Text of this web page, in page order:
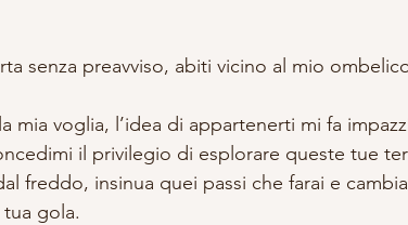
5.
senza preavviso, abiti vicino al mio
mia voglia, l’idea di appartenerti mi fa
il privilegio di esplorare queste tue
freddo, insinua quei passi che farai e
gola.